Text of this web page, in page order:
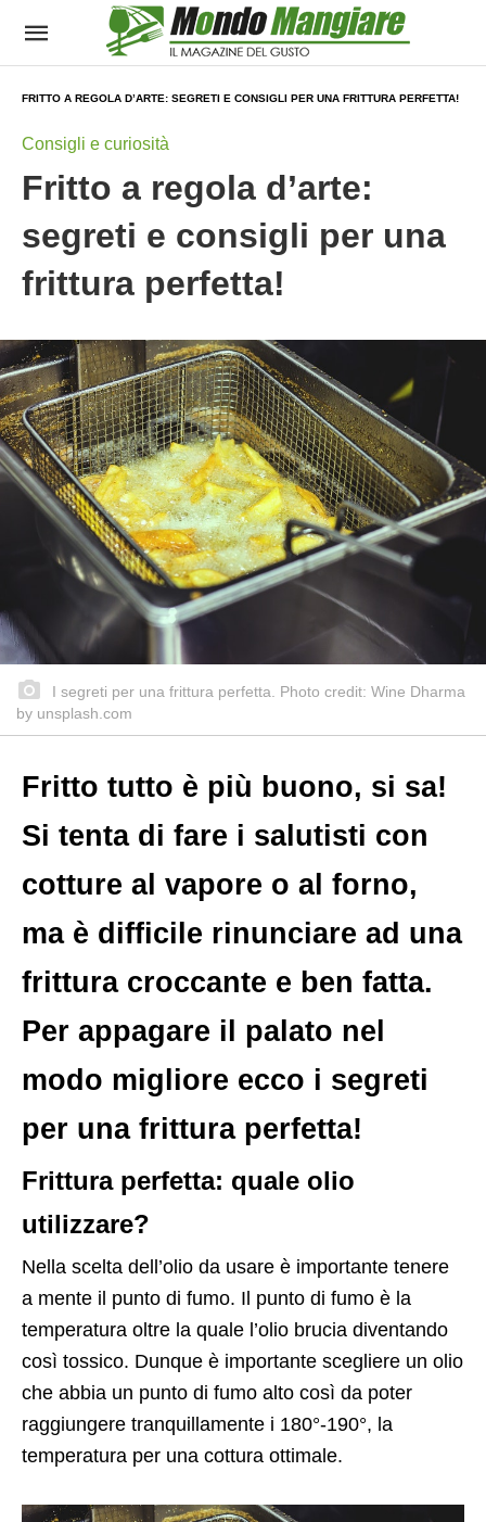
FRITTO A REGOLA D’ARTE: SEGRETI E CONSIGLI PER UNA FRITTURA PERFETTA!
Consigli e curiosità
Fritto a regola d’arte:
segreti e consigli per una
frittura perfetta!
I segreti per una frittura perfetta. Photo credit: Wine Dharma
by unsplash.com
Fritto tutto è più buono, si sa!
Si tenta di fare i salutisti con
cotture al vapore o al forno,
ma è difficile rinunciare ad una
frittura croccante e ben fatta.
Per appagare il palato nel
modo migliore ecco i segreti
per una frittura perfetta!
Frittura perfetta: quale olio
utilizzare?
Nella scelta dell’olio da usare è importante tenere
a mente il punto di fumo. Il punto di fumo è la
temperatura oltre la quale l’olio brucia diventando
così tossico. Dunque è importante scegliere un olio
che abbia un punto di fumo alto così da poter
raggiungere tranquillamente i 180°-190°, la
temperatura per una cottura ottimale.